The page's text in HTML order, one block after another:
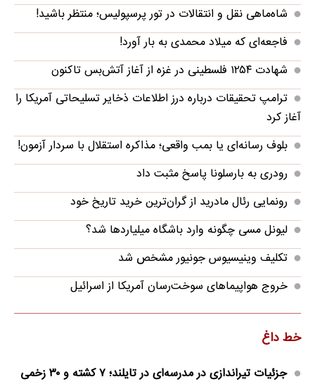
شاه‌ماهی نقل و انتقالات در تور پرسپولیس؛ منتظر باشید!
فاجعه‌ای که میلاد محمدی به بار آورد!
شهادت ۱۲۵۴ فلسطینی در غزه از آغاز آتش‌بس تاکنون
ترامپ تحقیقات درباره درز اطلاعات ذخایر تسلیحاتی آمریکا را
آغاز کرد
بلوف رسانه‌ای یا بمب واقعی؛ مذاکره استقلال با سردار آزمون!
رودری به بارسلونا پاسخ مثبت داد
رونمایی رئال مادرید از گران‌ترین خرید تاریخ خود
لیونل مسی چگونه وارد باشگاه میلیاردها شد؟
تکلیف وینیسیوس جونیور مشخص شد
خروج هواپیماهای سوخت‌رسان آمریکا از اسرائیل
خط داغ
جزئیات تیراندازی در مدرسه‌ای در تایلند؛ ۷ کشته و ۳۰ زخمی